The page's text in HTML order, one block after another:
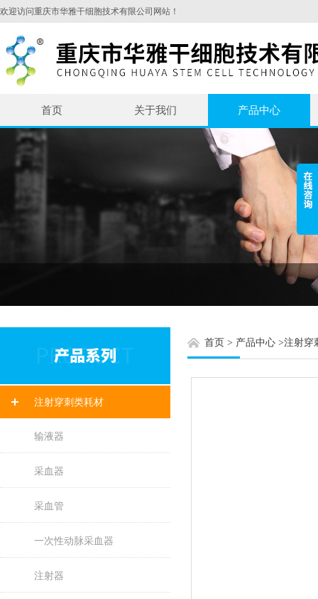
欢迎访问重庆市华雅干细胞技术有限公司网站！
首页 关于我们 产品中心
注射穿刺类耗材
输液器
采血器
采血管
一次性动脉采血器
注射器
首页 > 产品中心 >注射穿